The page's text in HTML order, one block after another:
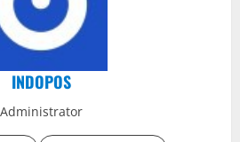
INDOPOS
Administrator